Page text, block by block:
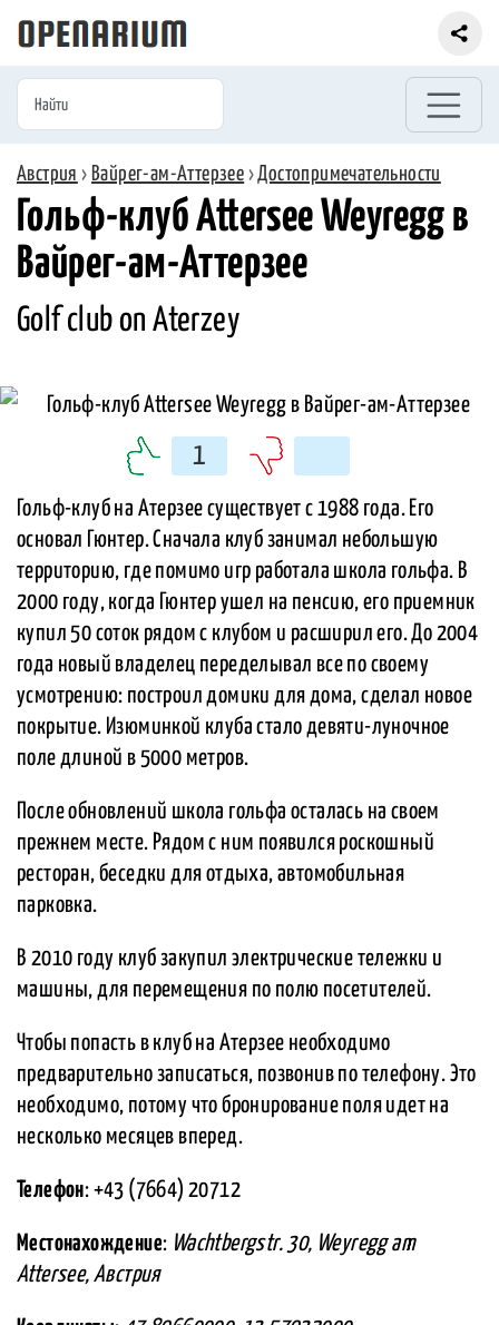
Австрия › Вайрег-ам-Аттерзее ›Достопримечательности
Гольф-клуб Attersee Weyregg в
Вайрег-ам-Аттерзее
Golf club on Aterzey
1
Гольф-клуб на Атерзее существует с 1988 года. Его
основал Гюнтер. Сначала клуб занимал небольшую
территорию, где помимо игр работала школа гольфа. В
2000 году, когда Гюнтер ушел на пенсию, его приемник
купил 50 соток рядом с клубом и расширил его. До 2004
года новый владелец переделывал все по своему
усмотрению: построил домики для дома, сделал новое
покрытие. Изюминкой клуба стало девяти-луночное
поле длиной в 5000 метров.
После обновлений школа гольфа осталась на своем
прежнем месте. Рядом с ним появился роскошный
ресторан, беседки для отдыха, автомобильная
парковка.
В 2010 году клуб закупил электрические тележки и
машины, для перемещения по полю посетителей.
Чтобы попасть в клуб на Атерзее необходимо
предварительно записаться, позвонив по телефону. Это
необходимо, потому что бронирование поля идет на
несколько месяцев вперед.
Телефон: +43 (7664) 20712
Местонахождение: Wachtbergstr. 30, Weyregg am
Attersee, Австрия